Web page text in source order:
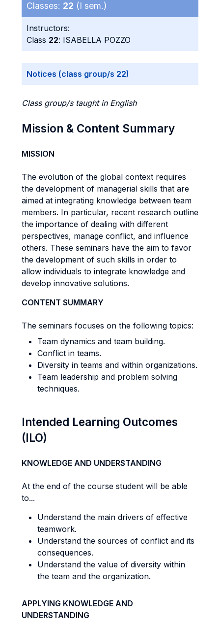
Classes: 22 (I sem.)
Instructors:
Class 22: ISABELLA POZZO
Notices (class group/s 22)
Class group/s taught in English
Mission & Content Summary
MISSION
The evolution of the global context requires
the development of managerial skills that are
aimed at integrating knowledge between team
members. In particular, recent research outline
the importance of dealing with different
perspectives, manage conflict, and influence
others. These seminars have the aim to favor
the development of such skills in order to
allow individuals to integrate knowledge and
develop innovative solutions.
CONTENT SUMMARY
The seminars focuses on the following topics:
Team dynamics and team building.
Conflict in teams.
Diversity in teams and within organizations.
Team leadership and problem solving
techniques.
Intended Learning Outcomes
(ILO)
KNOWLEDGE AND UNDERSTANDING
At the end of the course student will be able
to...
Understand the main drivers of effective
teamwork.
Understand the sources of conflict and its
consequences.
Understand the value of diversity within
the team and the organization.
APPLYING KNOWLEDGE AND
UNDERSTANDING